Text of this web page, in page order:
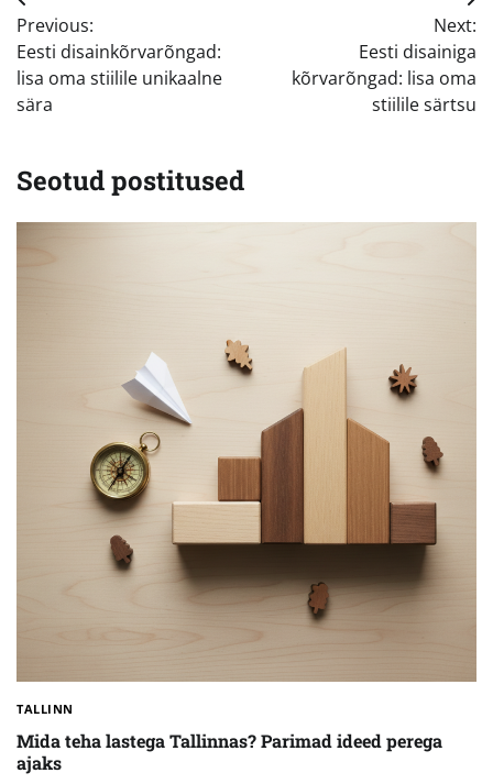
Previous:
Eesti disainkõrvarõngad:
lisa oma stiilile unikaalne
sära
Next:
Eesti disainiga
kõrvarõngad: lisa oma
stiilile särtsu
Seotud postitused
TALLINN
Mida teha lastega Tallinnas? Parimad ideed perega
ajaks